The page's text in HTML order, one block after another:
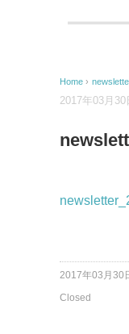
Home ›
2017年03月30
2017年03月30
Closed